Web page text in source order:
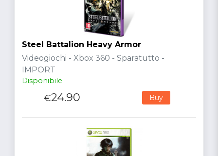
Steel Battalion Heavy Armor
Videogiochi - Xbox 360 - Sparatutto -
IMPORT
Disponibile
€24.90 Buy